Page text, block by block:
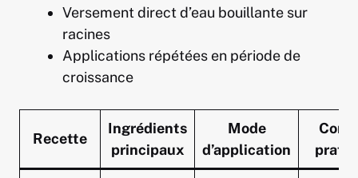
Versement direct d’eau bouillante sur
racines
Applications répétées en période de
croissance
Recette
Ingrédients
principaux
Mode
d’application